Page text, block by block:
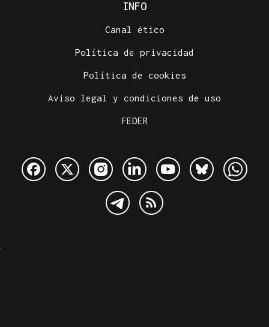
INFO
Canal ético
Política de privacidad
Política de cookies
Aviso legal y condiciones de uso
FEDER